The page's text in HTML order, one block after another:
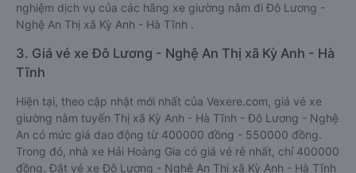
nghiệm dịch vụ của các hãng xe giường nằm đi Đô Lương -
Nghệ An Thị xã Kỳ Anh - Hà Tĩnh .
3. Giá vé xe Đô Lương - Nghệ An Thị xã Kỳ Anh - Hà
Tĩnh
Hiện tại, theo cập nhật mới nhất của Vexere.com, giá vé xe
giường nằm tuyến Thị xã Kỳ Anh - Hà Tĩnh - Đô Lương - Nghệ
An có mức giá dao động từ 400000 đồng - 550000 đồng.
Trong đó, nhà xe Hải Hoàng Gia có giá vé rẻ nhất, chỉ 400000
đồng. Đặt vé xe Đô Lương - Nghệ An Thị xã Kỳ Anh - Hà Tĩnh